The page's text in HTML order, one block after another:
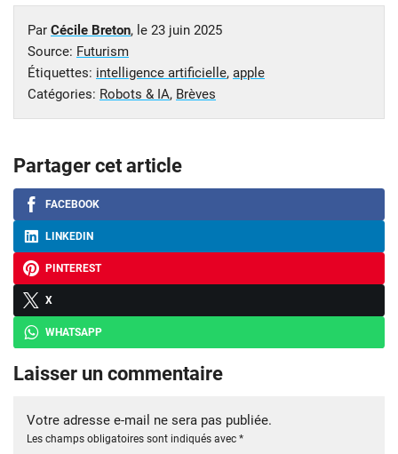
Par Cécile Breton, le 23 juin 2025
Source: Futurism
Étiquettes: intelligence artificielle, apple
Catégories: Robots & IA, Brèves
Partager cet article
FACEBOOK
LINKEDIN
PINTEREST
X
WHATSAPP
Laisser un commentaire
Votre adresse e-mail ne sera pas publiée.
Les champs obligatoires sont indiqués avec *